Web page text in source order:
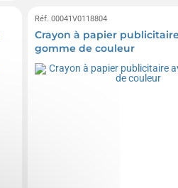
Réf. 00041V0118804
Crayon à papier
gomme de couleur